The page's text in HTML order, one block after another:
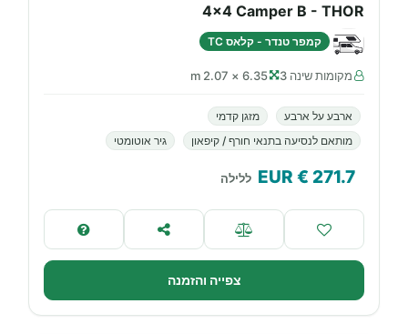
4x4 Camper B - THOR
קמפר טנדר - קלאס TC
מקומות שינה 3 6.35 × 2.07 m
ארבע על ארבע
מזגן קדמי
מותאם לנסיעה בתנאי חורף / קיפאון
גיר אוטומטי
271.7
€ EUR ללילה
צפייה והזמנה